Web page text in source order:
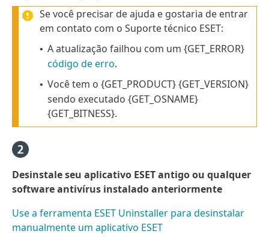
Se você precisar de ajuda e gostaria de entrar
em contato com o Suporte técnico ESET:
• A atualização failhou com um {GET_ERROR}
código de erro.
• Você tem o {GET_PRODUCT} {GET_VERSION}
sendo executado {GET_OSNAME}
{GET_BITNESS}.
Desinstale seu aplicativo ESET antigo ou qualquer
software antivírus instalado anteriormente
Use a ferramenta ESET Uninstaller para desinstalar
manualmente um aplicativo ESET